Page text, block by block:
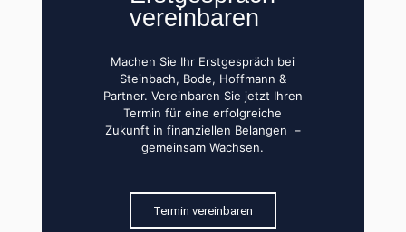
vereinbaren
Machen Sie Ihr Erstgespräch bei
Steinbach, Bode, Hoffmann &
Partner. Vereinbaren Sie jetzt Ihren
Termin für eine erfolgreiche
Zukunft in finanziellen Belangen –
gemeinsam Wachsen.
Termin vereinbaren